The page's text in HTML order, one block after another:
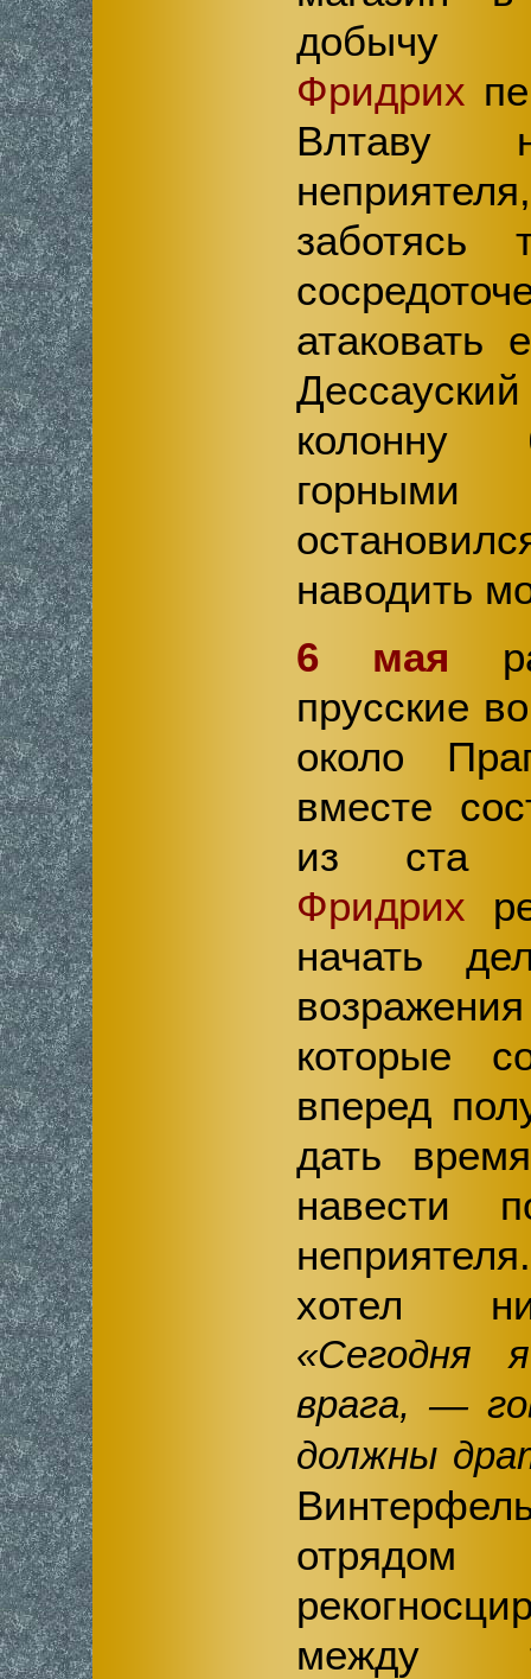
добычу
Фридрих
Влтаву
заботясь
атаковать
колонну
наводить
6 мая
прусские
около
вместе
из ста
Фридрих
начать
которые
вперед
дать
навести
хотел
«Сегодня
врага, —
должны